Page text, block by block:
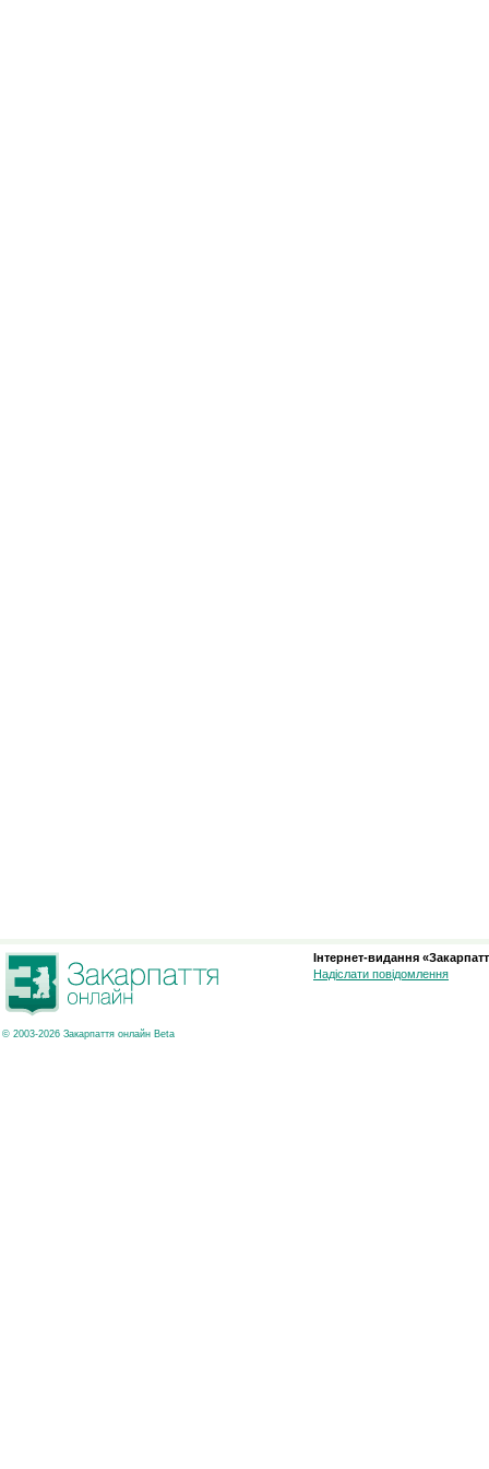
© 2003-2026 Закарпаття онлайн Beta
Інтернет-видання
Надіслати повідомлення